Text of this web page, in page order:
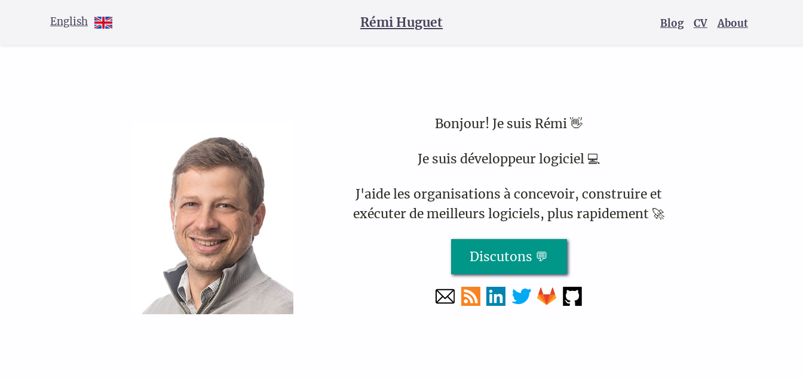
English Rémi Huguet Blog CV About
Bonjour! Je suis Rémi 👋
Je suis développeur logiciel 💻
J'aide les organisations à concevoir, construire et
exécuter de meilleurs logiciels, plus rapidement 🚀
Discutons 💬